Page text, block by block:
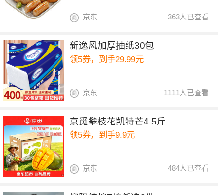
363人已查看
京东
新逸风加厚抽纸30包
领5券，到手29.99元
1111人已查看
京东
京觅攀枝花凯特芒4.5斤
领5券，到手9.9元
484人已查看
京东